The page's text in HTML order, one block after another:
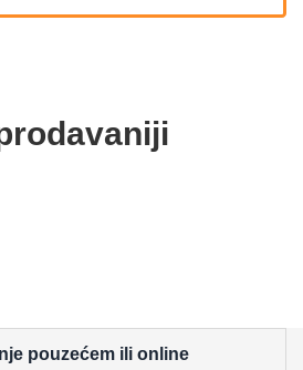
pouzećem ili online